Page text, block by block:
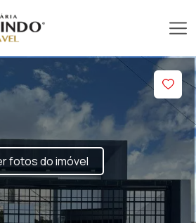
fotos do imóvel